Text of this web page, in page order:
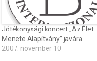
Jótékonysági koncert „Az Élet
Menete Alapítvány” javára
2007. november 10